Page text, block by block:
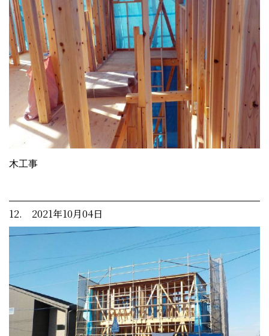
木工事
12. 2021年10月04日